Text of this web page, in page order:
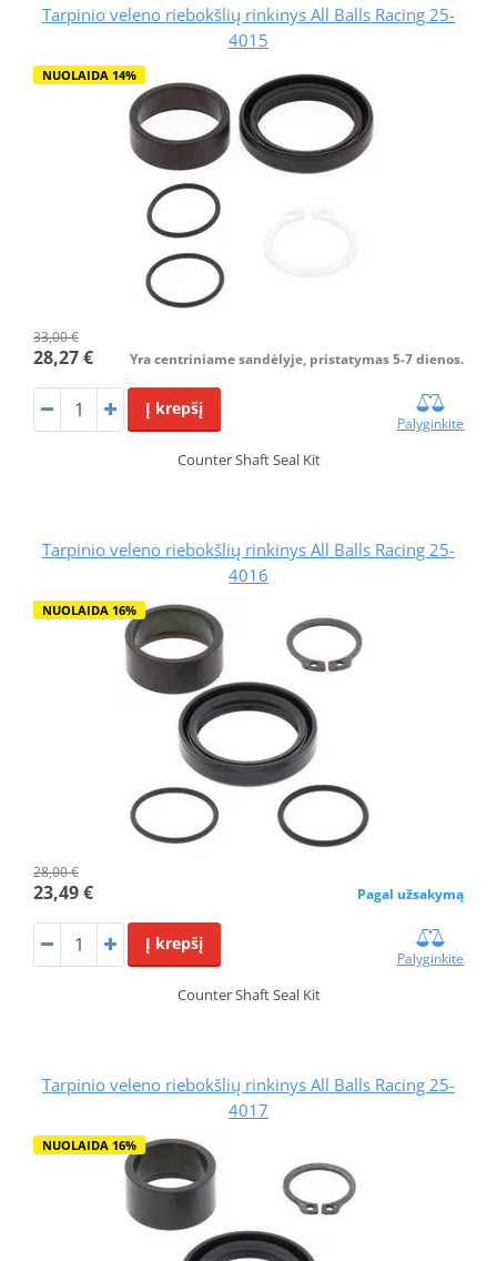
Tarpinio veleno riebokšlių rinkinys All Balls Racing 25-
4015
NUOLAIDA 14%
33,00 €
28,27 € Yra centriniame sandėlyje, pristatymas 5-7 dienos.
Į krepšį
Palyginkite
Counter Shaft Seal Kit
Tarpinio veleno riebokšlių rinkinys All Balls Racing 25-
4016
NUOLAIDA 16%
28,00 €
23,49 € Pagal užsakymą
Į krepšį
Palyginkite
Counter Shaft Seal Kit
Tarpinio veleno riebokšlių rinkinys All Balls Racing 25-
4017
NUOLAIDA 16%